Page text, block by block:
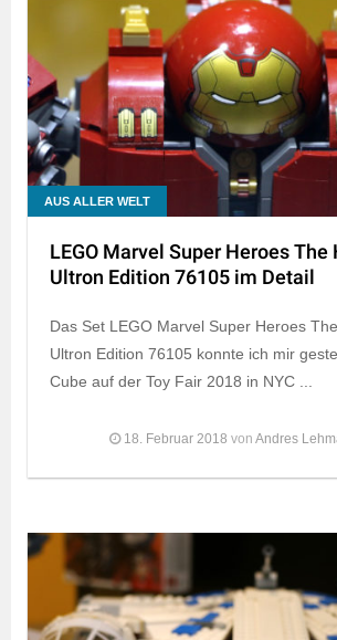
AUS ALLER WELT
LEGO Marvel Super Heroes
Ultron Edition 76105 im Detail
Das Set LEGO Marvel Super Heroes
Ultron Edition 76105 konnte ich mir
Cube auf der Toy Fair 2018 in NYC ...
18. Februar 2018 von Andres